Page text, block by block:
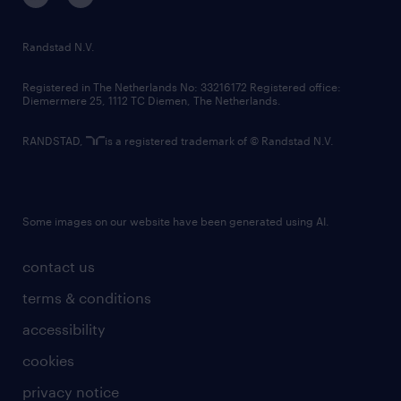
randstad innovation fund
country websites
contact us
terms & conditions
accessibility
cookies
privacy notice
Randstad N.V.
Registered in The Netherlands No: 33216172 Registered office:
Diemermere 25, 1112 TC Diemen, The Netherlands.
RANDSTAD, is a registered trademark of © Randstad N.V.
Some images on our website have been generated using AI.